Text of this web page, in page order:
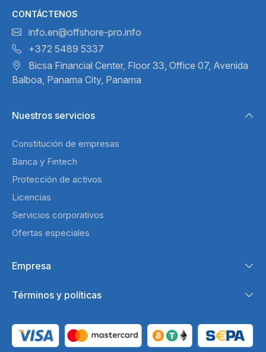
CONTÁCTENOS
info.en@offshore-pro.info
+372 5489 5337
Bicsa Financial Center, Floor 33, Office 07, Avenida
Balboa, Panama City, Panama
Nuestros servicios
Constitución de empresas
Banca y Fintech
Protección de activos
Licencias
Servicios corporativos
Ofertas especiales
Empresa
Términos y políticas